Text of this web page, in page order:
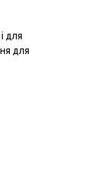
для
для